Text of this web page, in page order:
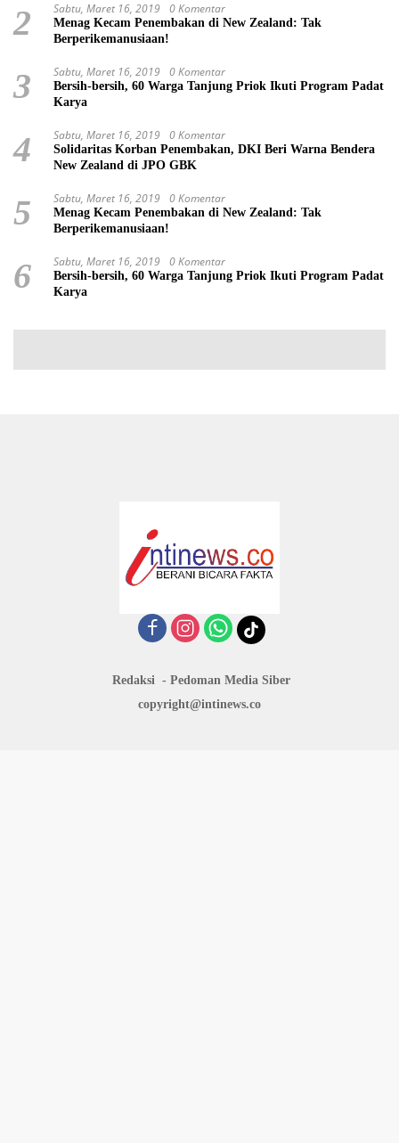
2 Sabtu, Maret 16, 2019 0 Komentar
Menag Kecam Penembakan di New Zealand: Tak
Berperikemanusiaan!
3 Sabtu, Maret 16, 2019 0 Komentar
Bersih-bersih, 60 Warga Tanjung Priok Ikuti Program Padat
Karya
4 Sabtu, Maret 16, 2019 0 Komentar
Solidaritas Korban Penembakan, DKI Beri Warna Bendera
New Zealand di JPO GBK
5 Sabtu, Maret 16, 2019 0 Komentar
Menag Kecam Penembakan di New Zealand: Tak
Berperikemanusiaan!
6 Sabtu, Maret 16, 2019 0 Komentar
Bersih-bersih, 60 Warga Tanjung Priok Ikuti Program Padat
Karya
Redaksi
Pedoman Media Siber
copyright@intinews.co